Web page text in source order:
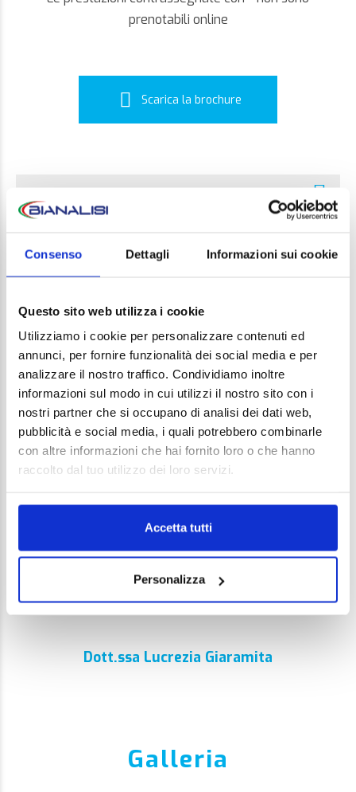
Consenso Dettagli Informazioni sui cookie
Questo sito web utilizza i cookie
Utilizziamo i cookie per personalizzare contenuti ed
annunci, per fornire funzionalità dei social media e per
analizzare il nostro traffico. Condividiamo inoltre
informazioni sul modo in cui utilizzi il nostro sito con i
nostri partner che si occupano di analisi dei dati web,
pubblicità e social media, i quali potrebbero combinarle
con altre informazioni che hai fornito loro o che hanno
raccolto dal tuo utilizzo dei loro servizi.
Accetta tutti
Personalizza
prenotabili online
Scarica la brochure
Strumentazione
Il team di X-Ray
Dott. Marco Gattamorta
Dott. Gian Maria Mancassola
Dott.ssa Lucrezia Giaramita
Galleria